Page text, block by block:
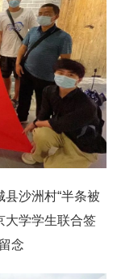
县沙洲村“半条被
大学学生联合签
念